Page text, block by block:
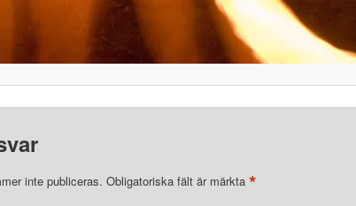
inte publiceras. Obligatoriska fält är märkta *